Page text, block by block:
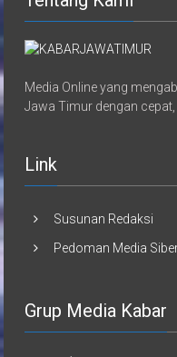
Media Online yang
Jawa Timur dengan
Link
Susunan Redaksi
Pedoman Media
Grup Media Kabar